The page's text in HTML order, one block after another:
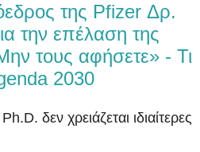
της Pfizer Δρ.
την επέλαση της
τους αφήσετε» - Τι
2030
δεν χρειάζεται ιδιαίτερες